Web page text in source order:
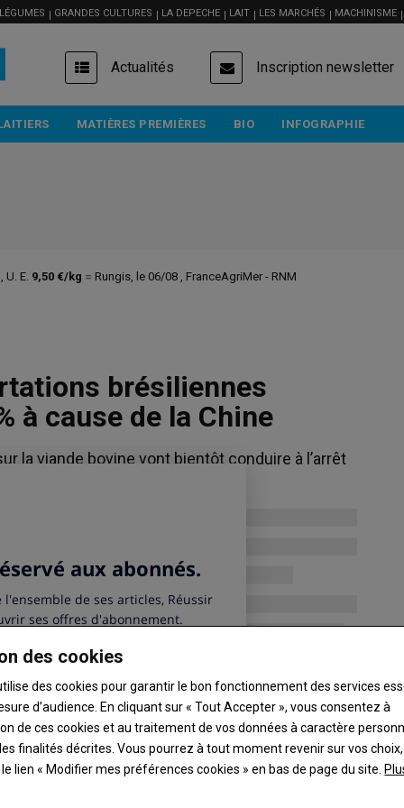
GRANDES CULTURES LA DEPECHE LAIT LES MARCHÉS MACHINISME
USER
ACCOUNT
MENU
Actualités Inscription newsletter
MATIÈRES PREMIÈRES BIO INFOGRAPHIE
brésiliennes
à cause de la Chine
la viande bovine vont bientôt conduire à l’arrêt
alternatives.
+0,02
08, blanc,
Grossiste, (quartier
=
Prune
1,80 €/kg
Bassin Sud-Ouest, le 05/08, Expédition,
Ouest, cat. I, 40-45 mm, plateau ,
202,50 €/tonne
Marché français, le 05/08, éch. août-sept.,
2026, Fob, Moselle, fourrager, 72 kg/hl , La
Le Petit Meunier
FranceAgriMer - RNM
des cookies
des cookies pour garantir le bon fonctionnement des services
d’audience. En cliquant sur « Tout Accepter », vous consentez à
de ces cookies et au traitement de vos données à caractère
finalités décrites. Vous pourrez à tout moment revenir sur vos
lien « Modifier mes préférences cookies » en bas de page du site.